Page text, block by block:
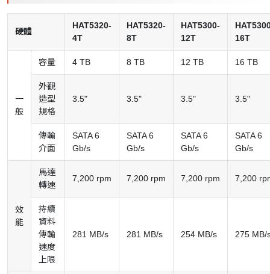
硬體
HAT5320-
4T
HAT5320-
8T
HAT5300-
12T
16T
一
般
容量 4 TB 8 TB 12 TB 16 TB
外觀
造型
規格
3.5" 3.5" 3.5" 3.5"
傳輸
介面
SATA 6
Gb/s
SATA 6
Gb/s
SATA 6
Gb/s
SATA 6
Gb/s
效
能
馬達
轉速
7,200 rpm 7,200 rpm 7,200 rpm 7,200
持續
資料
傳輸
速度
上限
281 MB/s 281 MB/s 254 MB/s 275 MB/